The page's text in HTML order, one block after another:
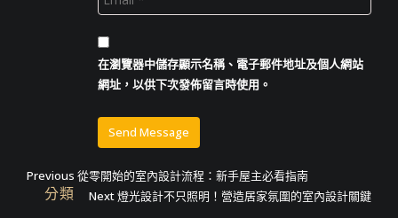
在瀏覽器中儲存顯示名稱、電子郵件地址及個人網站
網址，以供下次發佈留言時使用。
文
Previous Previous
post:
從零開始的室內設計流程：新手屋主必看指南
NextNext
燈光設計不只照明！營造居家氛圍的室內設計關鍵
分類